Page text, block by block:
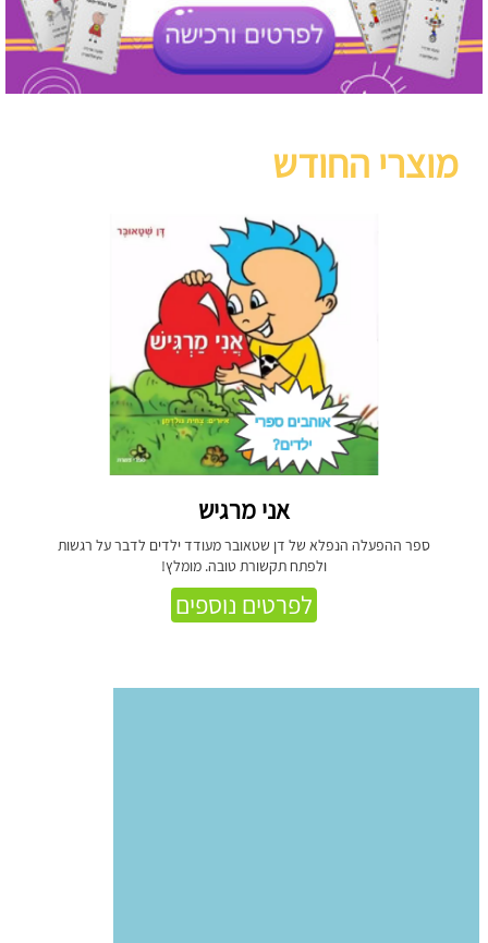
מוצרי החודש
אני מרגיש
ספר ההפעלה הנפלא של דן שטאובר מעודד ילדים לדבר על רגשות
ולפתח תקשורת טובה. מומלץ!
לפרטים נוספים